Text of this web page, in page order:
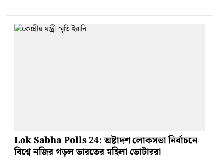
Lok Sabha Polls 24: অষ্টাদশ লোকসভা নির্বাচনে
বিশ্বে নজির গড়ল ভারতের মহিলা ভোটাররা